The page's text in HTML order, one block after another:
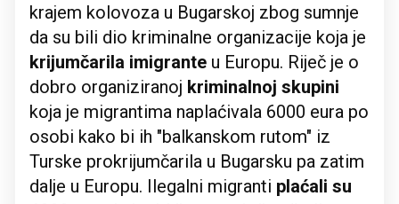
krajem kolovoza u Bugarskoj zbog sumnje
da su bili dio kriminalne organizacije koja je
krijumčarila imigrante u Europu. Riječ je o
dobro organiziranoj kriminalnoj skupini
koja je migrantima naplaćivala 6000 eura po
osobi kako bi ih "balkanskom rutom" iz
Turske prokrijumčarila u Bugarsku pa zatim
dalje u Europu. Ilegalni migranti plaćali su